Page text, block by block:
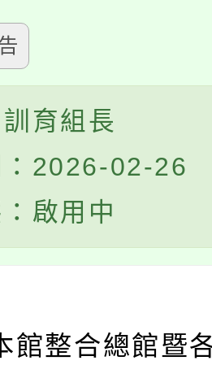
育組長
：2026-02-26
啟用中
整合總館暨